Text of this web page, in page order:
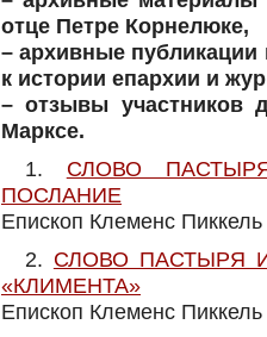
отце Петре Корнелюке,
– архивные
к истории епархии и
– отзывы участников
Марксе.
1. СЛОВО
ПОСЛАНИЕ
Епископ Клеменс Пиккель
2. СЛОВО ПАСТЫРЯ
«КЛИМЕНТА»
Епископ Клеменс Пиккель